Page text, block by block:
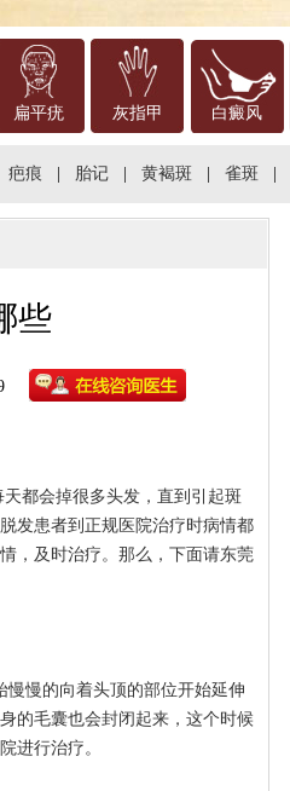
扁平疣 灰指甲 白癜风
疤痕 胎记 黄褐斑 雀斑
些
都会掉很多头发，直到引起斑
发患者到正规医院治疗时病情都
，及时治疗。那么，下面请东莞
慢慢的向着头顶的部位开始延伸
的毛囊也会封闭起来，这个时候
进行治疗。